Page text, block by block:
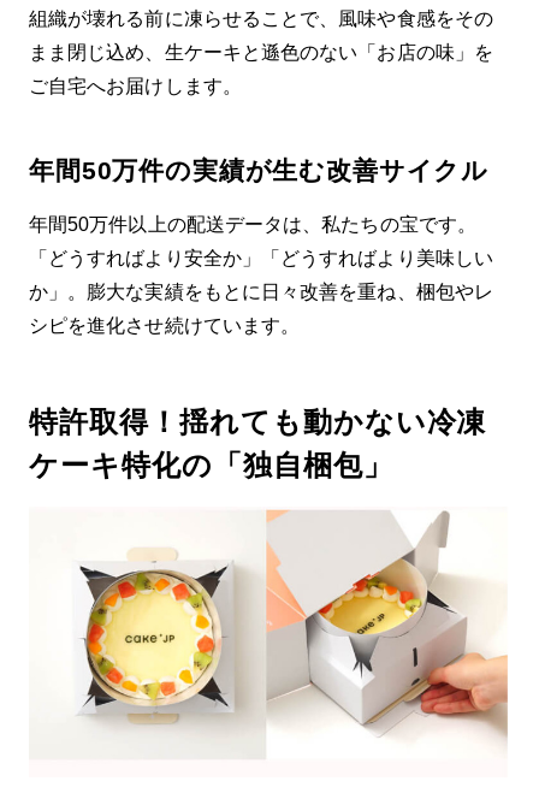
組織が壊れる前に凍らせることで、風味や食感をその
まま閉じ込め、生ケーキと遜色のない「お店の味」を
ご自宅へお届けします。
年間50万件の実績が生む改善サイクル
年間50万件以上の配送データは、私たちの宝です。
「どうすればより安全か」「どうすればより美味しい
か」。膨大な実績をもとに日々改善を重ね、梱包やレ
シピを進化させ続けています。
特許取得！揺れても動かない冷凍
ケーキ特化の「独自梱包」